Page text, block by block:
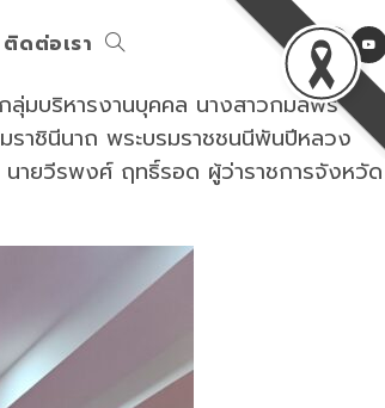
ติดต่อเรา Toggle
website
มบริหารงานบุคคล นางสาวกมลพร
ราชินีนาถ พระบรมราชชนนีพันปีหลวง
นายวีรพงศ์ ฤทธิ์รอด ผู้ว่าราชการจังหวัด